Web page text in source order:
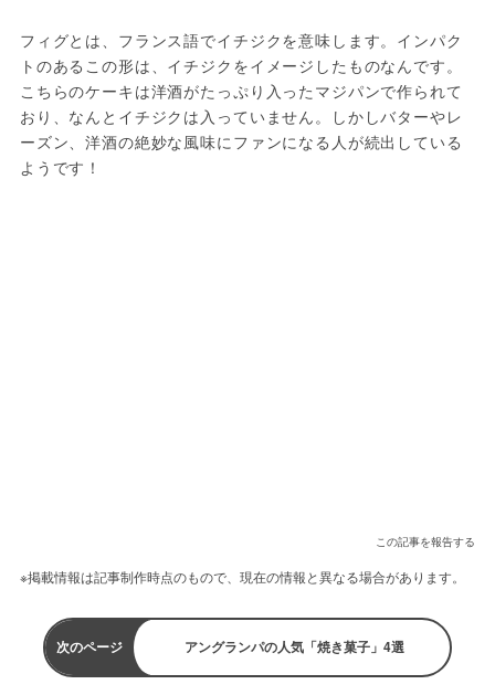
フィグとは、フランス語でイチジクを意味します。インパク
トのあるこの形は、イチジクをイメージしたものなんです。
こちらのケーキは洋酒がたっぷり入ったマジパンで作られて
おり、なんとイチジクは入っていません。しかしバターやレ
ーズン、洋酒の絶妙な風味にファンになる人が続出している
ようです！
この記事を報告する
※掲載情報は記事制作時点のもので、現在の情報と異なる場合があります。
次のページ アングランパの人気「焼き菓子」4選